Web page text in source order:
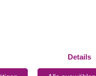
Details